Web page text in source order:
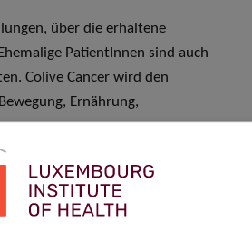
über die erhaltene
PatientInnen sind auch
Colive Cancer wird den
Ernährung,
sind pseudonymisiert. Es wird
Servern gespeichert.